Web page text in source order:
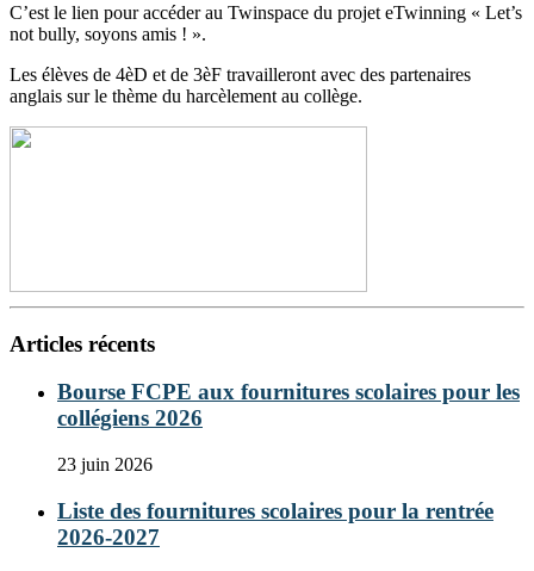
C’est le lien pour accéder au Twinspace du projet eTwinning « Let’s
not bully, soyons amis ! ».
Les élèves de 4èD et de 3èF travailleront avec des partenaires
anglais sur le thème du harcèlement au collège.
Articles récents
Bourse FCPE aux fournitures scolaires pour les
collégiens 2026
23 juin 2026
Liste des fournitures scolaires pour la rentrée
2026-2027